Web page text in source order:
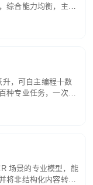
综合能力均衡，主打
、基础 RAG、批量
，可自主编程十数
种专业任务，一次对
划、执行与验证全流
程任务中自主规划与
场景的专业模型，能
将非结构化内容转换